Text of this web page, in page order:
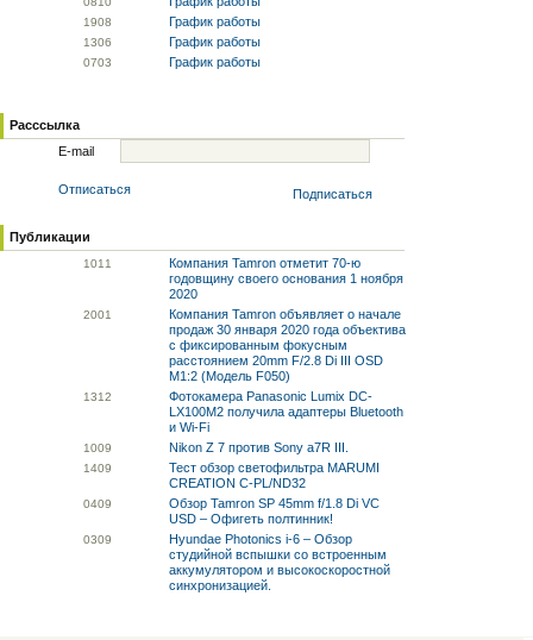
1908 График работы
1306 График работы
0703 График работы
Расссылка
E-mail
Отписаться Подписаться
Публикации
1011
Компания Tamron отметит 70-ю
годовщину своего основания 1 ноября
2020
2001
Компания Tamron объявляет о начале
продаж 30 января 2020 года объектива
с фиксированным фокусным
расстоянием 20mm F/2.8 Di III OSD
M1:2 (Модель F050)
1312
Фотокамера Panasonic Lumix DC-
LX100M2 получила адаптеры Bluetooth
и Wi-Fi
1009 Nikon Z 7 против Sony a7R III.
1409
Тест обзор светофильтра MARUMI
CREATION C-PL/ND32
0409
Обзор Tamron SP 45mm f/1.8 Di VC
USD – Офигеть полтинник!
0309
Hyundae Photonics i-6 – Обзор
студийной вспышки со встроенным
аккумулятором и высокоскоростной
синхронизацией.